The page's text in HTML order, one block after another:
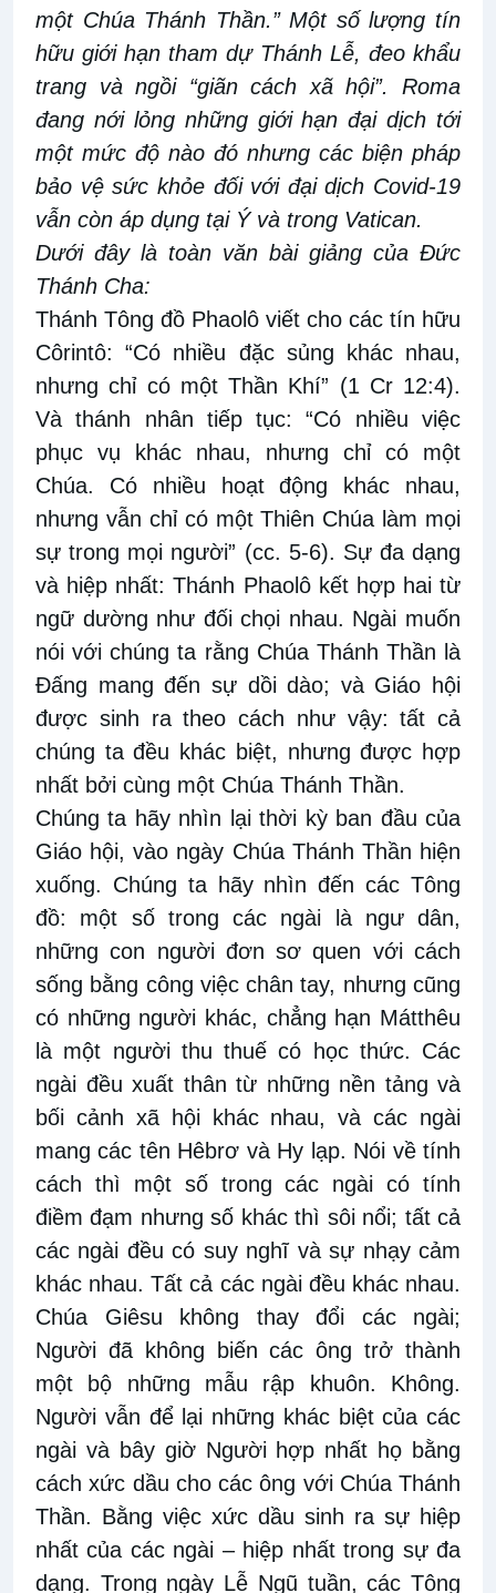
một Chúa Thánh Thần.” Một số lượng tín
hữu giới hạn tham dự Thánh Lễ, đeo khẩu
trang và ngồi “giãn cách xã hội”. Roma
đang nới lỏng những giới hạn đại dịch tới
một mức độ nào đó nhưng các biện pháp
bảo vệ sức khỏe đối với đại dịch Covid-19
vẫn còn áp dụng tại Ý và trong Vatican.
Dưới đây là toàn văn bài giảng của Đức
Thánh Cha:
Thánh Tông đồ Phaolô viết cho các tín hữu
Côrintô: “Có nhiều đặc sủng khác nhau,
nhưng chỉ có một Thần Khí” (1 Cr 12:4).
Và thánh nhân tiếp tục: “Có nhiều việc
phục vụ khác nhau, nhưng chỉ có một
Chúa. Có nhiều hoạt động khác nhau,
nhưng vẫn chỉ có một Thiên Chúa làm mọi
sự trong mọi người” (cc. 5-6). Sự đa dạng
và hiệp nhất: Thánh Phaolô kết hợp hai từ
ngữ dường như đối chọi nhau. Ngài muốn
nói với chúng ta rằng Chúa Thánh Thần là
Đấng mang đến sự dồi dào; và Giáo hội
được sinh ra theo cách như vậy: tất cả
chúng ta đều khác biệt, nhưng được hợp
nhất bởi cùng một Chúa Thánh Thần.
Chúng ta hãy nhìn lại thời kỳ ban đầu của
Giáo hội, vào ngày Chúa Thánh Thần hiện
xuống. Chúng ta hãy nhìn đến các Tông
đồ: một số trong các ngài là ngư dân,
những con người đơn sơ quen với cách
sống bằng công việc chân tay, nhưng cũng
có những người khác, chẳng hạn Mátthêu
là một người thu thuế có học thức. Các
ngài đều xuất thân từ những nền tảng và
bối cảnh xã hội khác nhau, và các ngài
mang các tên Hêbrơ và Hy lạp. Nói về tính
cách thì một số trong các ngài có tính
điềm đạm nhưng số khác thì sôi nổi; tất cả
các ngài đều có suy nghĩ và sự nhạy cảm
khác nhau. Tất cả các ngài đều khác nhau.
Chúa Giêsu không thay đổi các ngài;
Người đã không biến các ông trở thành
một bộ những mẫu rập khuôn. Không.
Người vẫn để lại những khác biệt của các
ngài và bây giờ Người hợp nhất họ bằng
cách xức dầu cho các ông với Chúa Thánh
Thần. Bằng việc xức dầu sinh ra sự hiệp
nhất của các ngài – hiệp nhất trong sự đa
dạng. Trong ngày Lễ Ngũ tuần, các Tông